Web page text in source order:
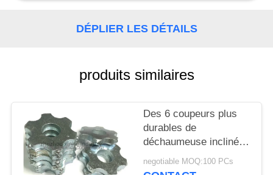
AFFAIRES
DEMANDEZ
UN DEVIS
DÉPLIER LES DÉTAILS
produits similaires
Des 6 coupeurs plus
durables de
déchaumeuse inclinés
par coupeurs de
carbure de tungstène
negotiable MOQ:100 PCs